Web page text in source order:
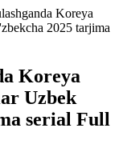
Koreya
2025 tarjima
Koreya
Uzbek
serial Full